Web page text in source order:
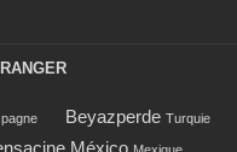
Beyazperde Turquie
México